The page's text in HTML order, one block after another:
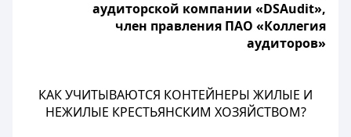
аудиторской компании «DSAudit»,
член правления ПАО «Коллегия
аудиторов»
КАК УЧИТЫВАЮТСЯ КОНТЕЙНЕРЫ ЖИЛЫЕ И
НЕЖИЛЫЕ КРЕСТЬЯНСКИМ ХОЗЯЙСТВОМ?